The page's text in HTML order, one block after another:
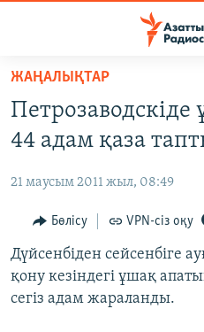
Skip
main
content
to
Navigation
Skip
to
Search
САЯСАТ
ҚАҢТАР ОҚИҒАСЫ
АДАМ ҚҰҚЫҚТАРЫ
ӘЛЕУМЕТ
ӘЛЕМ
ЖАҢАЛЫҚТАР
44 адам қаза
21 маусым 2011 жыл, 08:49
Бөлісу VPN-сіз оқу
Дүйсенбіден сейсенбіге
қону кезіндегі ұшақ
сегіз адам жараланды.